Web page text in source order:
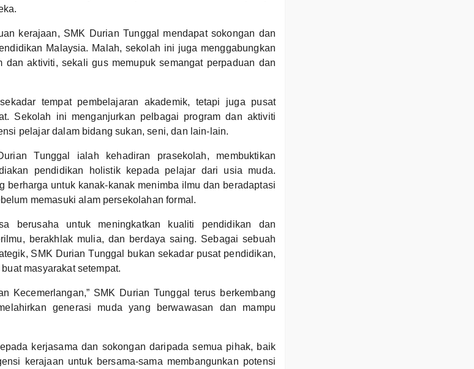
kerajaan, SMK Durian Tunggal mendapat sokongan dan
Malaysia. Malah, sekolah ini juga menggabungkan
dan aktiviti, sekali gus memupuk semangat perpaduan dan
tempat pembelajaran akademik, tetapi juga pusat
Sekolah ini menganjurkan pelbagai program dan aktiviti
pelajar dalam bidang sukan, seni, dan lain-lain.
Tunggal ialah kehadiran prasekolah, membuktikan
pendidikan holistik kepada pelajar dari usia muda.
berharga untuk kanak-kanak menimba ilmu dan beradaptasi
memasuki alam persekolahan formal.
berusaha untuk meningkatkan kualiti pendidikan dan
berakhlak mulia, dan berdaya saing. Sebagai sebuah
SMK Durian Tunggal bukan sekadar pusat pendidikan,
masyarakat setempat.
Kecemerlangan,” SMK Durian Tunggal terus berkembang
generasi muda yang berwawasan dan mampu
kerjasama dan sokongan daripada semua pihak, baik
kerajaan untuk bersama-sama membangunkan potensi